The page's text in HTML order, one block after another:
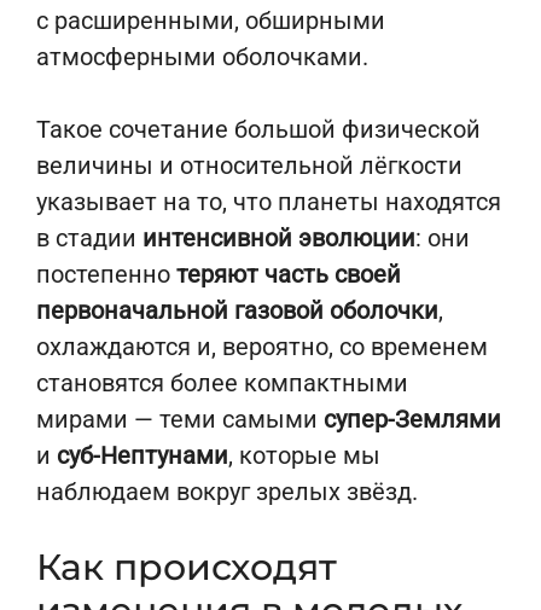
с расширенными, обширными
атмосферными оболочками.
Такое сочетание большой физической
величины и относительной лёгкости
указывает на то, что планеты находятся
в стадии интенсивной эволюции: они
постепенно теряют часть своей
первоначальной газовой оболочки,
охлаждаются и, вероятно, со временем
становятся более компактными
мирами — теми самыми супер-Землями
и суб-Нептунами, которые мы
наблюдаем вокруг зрелых звёзд.
Как происходят